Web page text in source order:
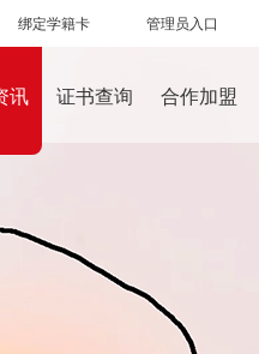
绑定学籍卡 管理员入口
讯 证书查询 合作加盟